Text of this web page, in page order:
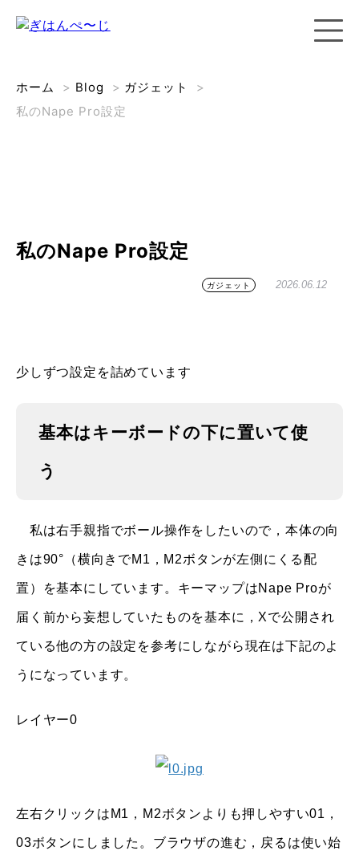
ホーム > Blog > ガジェット
>
私のNape Pro設定
私のNape Pro設定
ガジェット 2026.06.12
少しずつ設定を詰めています
基本はキーボードの下に置いて使
う
私は右手親指でボール操作をしたいので，本体の向
きは90°（横向きでM1，M2ボタンが左側にくる配
置）を基本にしています。キーマップはNape Proが
届く前から妄想していたものを基本に，Xで公開され
ている他の方の設定を参考にしながら現在は下記のよ
うになっています。
レイヤー0
左右クリックはM1，M2ボタンよりも押しやすい01，
03ボタンにしました。ブラウザの進む，戻るは使い始